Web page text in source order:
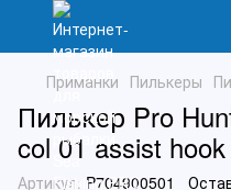
Приманки Пилькеры
Пилькер Pro
col 01 assist
Артикул: P704900501